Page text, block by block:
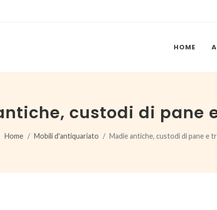
HOME
custodi di pane
Home Mobili d'antiquariato Madie antiche, custodi di pane e